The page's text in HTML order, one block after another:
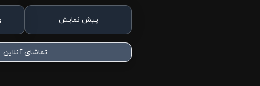
پیش نمایش
تماشای آنلاین